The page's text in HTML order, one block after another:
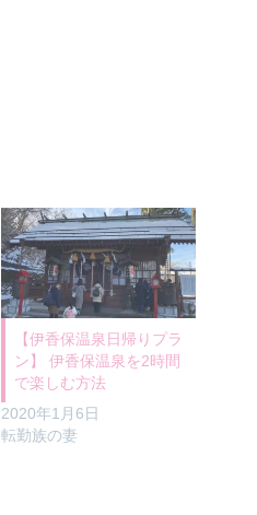
【伊香保温泉日帰りプラ
ン】 伊香保温泉を2時間
で楽しむ方法
2020年1月6日
転勤族の妻